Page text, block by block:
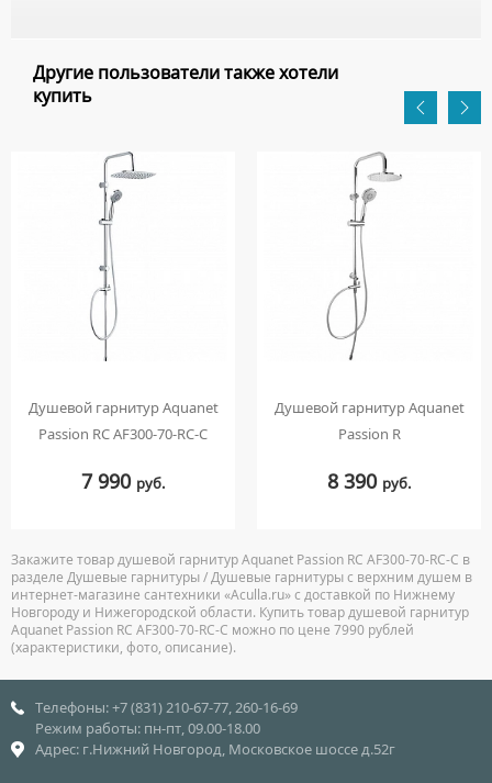
Другие пользователи также хотели
купить
Душевой гарнитур Aquanet
Passion RC AF300-70-RC-С
7 990 руб.
Душевой гарнитур Aquanet
Passion R
8 390 руб.
Закажите товар душевой гарнитур Aquanet Passion RC AF300-70-RC-С в
разделе Душевые гарнитуры / Душевые гарнитуры с верхним душем в
интернет-магазине сантехники «Aculla.ru» с доставкой по Нижнему
Новгороду и Нижегородской области. Купить товар душевой гарнитур
Aquanet Passion RC AF300-70-RC-С можно по цене 7990 рублей
(характеристики, фото, описание).
Телефоны: +7 (831) 210-67-77, 260-16-69
Режим работы: пн-пт, 09.00-18.00
Адрес: г.Нижний Новгород, Московское шоссе д.52г